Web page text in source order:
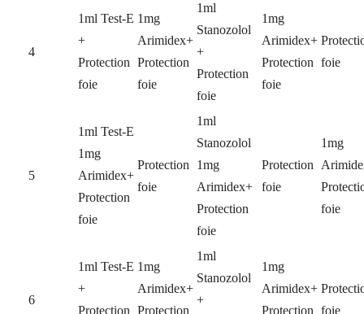
4
1ml Test-E
+
Protection
foie
1mg
Arimidex+
Protection
foie
1ml
Stanozolol
+
Protection
foie
1mg
Arimidex+
Protection
foie
foie
5
1ml Test-E
1mg
Arimidex+
Protection
foie
Protection
foie
1ml
Stanozolol
1mg
Arimidex+
Protection
foie
Protection
foie
1mg
foie
6
1ml Test-E
+
Protection
1mg
Arimidex+
Protection
1ml
Stanozolol
+
1mg
Arimidex+
Protection foie